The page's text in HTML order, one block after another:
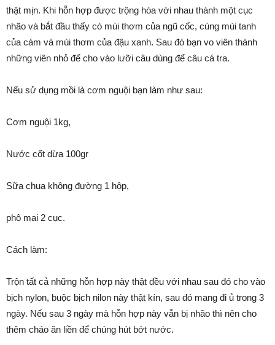
thật mịn. Khi hỗn hợp được trộng hòa với nhau thành một cục
nhão và bắt đầu thấy có mùi thơm của ngũ cốc, cùng mùi tanh
của cám và mùi thơm của đậu xanh. Sau đó bạn vo viên thành
những viên nhỏ để cho vào lưỡi câu dùng để câu cá tra.
Nếu sử dụng mồi là cơm nguội bạn làm như sau:
Cơm nguội 1kg,
Nước cốt dừa 100gr
Sữa chua không đường 1 hộp,
phô mai 2 cục.
Cách làm:
Trộn tất cả những hỗn hợp này thật đều với nhau sau đó cho vào
bịch nylon, buộc bịch nilon này thật kín, sau đó mang đi ủ trong 3
ngày. Nếu sau 3 ngày mà hỗn hợp này vẫn bị nhão thì nên cho
thêm cháo ăn liền để chúng hút bớt nước.